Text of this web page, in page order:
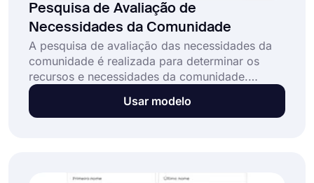
Pesquisa de Avaliação de
Necessidades da Comunidade
A pesquisa de avaliação das necessidades da
comunidade é realizada para determinar os
recursos e necessidades da comunidade.
Geralmente inclui várias perguntas sobre
necessidades básicas como educação e saúde.
Usar modelo